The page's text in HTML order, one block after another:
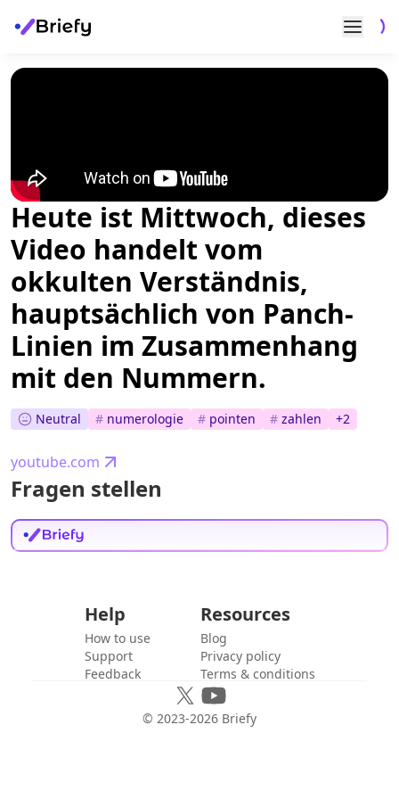
Heute ist Mittwoch, dieses
Video handelt vom
okkulten Verständnis,
hauptsächlich von Panch-
Linien im Zusammenhang
mit den Nummern.
Neutral # numerologie # pointen # zahlen +2
youtube.com
Fragen stellen
Help
How to use
Support
Feedback
Resources
Blog
Privacy policy
Terms & conditions
© 2023-2026 Briefy